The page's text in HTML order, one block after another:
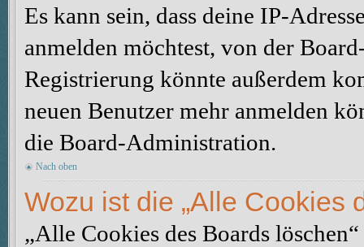
Es kann sein, dass deine IP-
anmelden möchtest, von der
Registrierung könnte außerdem
neuen Benutzer mehr anmelden
die Board-Administration.
Nach oben
Wozu ist die „Alle Cookies
„Alle Cookies des Boards